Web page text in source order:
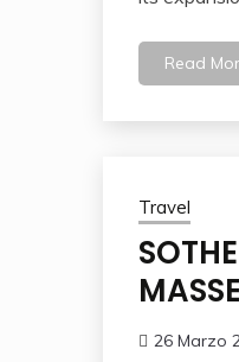
Read
Travel
26 Marzo